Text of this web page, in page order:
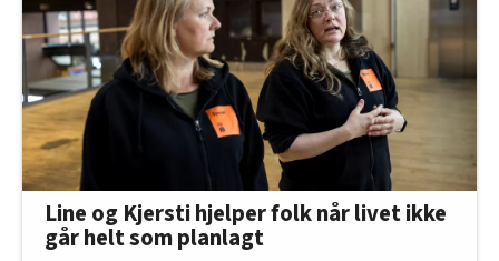
Line og Kjersti hjelper folk når livet ikke
går helt som planlagt